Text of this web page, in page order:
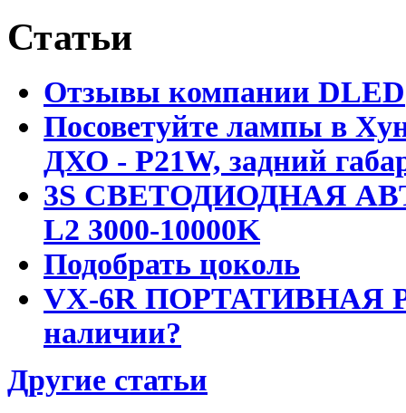
Статьи
Отзывы компании DLED
Посоветуйте лампы в
ДХО - P21W, задний
3S СВЕТОДИОДНАЯ
L2 3000-10000K
Подобрать цоколь
VX-6R ПОРТАТИВНАЯ
наличии?
Другие статьи